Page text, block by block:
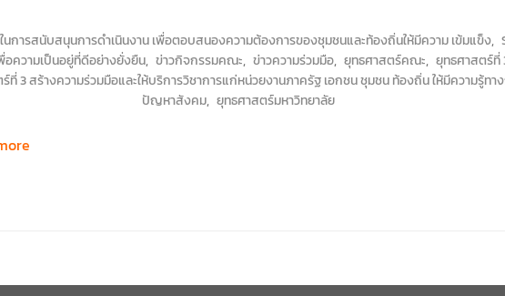
นการสนับสนุนการดำเนินงาน เพื่อตอบสนองความต้องการของชุมชนและท้องถิ่นให้มีความ เข้มแข็ง,
ความเป็นอยู่ที่ดีอย่างยั่งยืน, ข่าวกิจกรรมคณะ, ข่าวความร่วมมือ, ยุทธศาสตร์คณะ, ยุทธศาสตร์ที่
ที่ 3 สร้างความร่วมมือและให้บริการวิชาการแก่หน่วยงานภาครัฐ เอกชน ชุมชน ท้องถิ่น ให้มีความรู้ท
ปัญหาสังคม, ยุทธศาสตร์มหาวิทยาลัย